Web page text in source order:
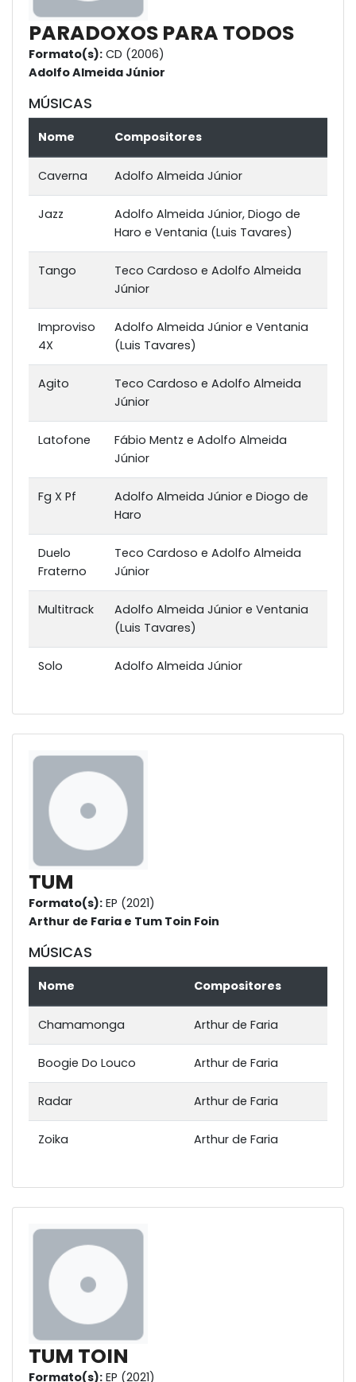
PARADOXOS PARA TODOS
Formato(s): CD (2006)
Adolfo Almeida Júnior
MÚSICAS
Nome Compositores
Caverna Adolfo Almeida Júnior
Jazz
Adolfo Almeida Júnior, Diogo de
Haro e Ventania (Luis Tavares)
Tango
Teco Cardoso e Adolfo Almeida
Júnior
Improviso
4X
Adolfo Almeida Júnior e Ventania
(Luis Tavares)
Agito
Teco Cardoso e Adolfo Almeida
Júnior
Latofone
Fábio Mentz e Adolfo Almeida
Júnior
Fg X Pf
Adolfo Almeida Júnior e Diogo de
Haro
Duelo
Fraterno
Teco Cardoso e Adolfo Almeida
Júnior
Multitrack
Adolfo Almeida Júnior e Ventania
(Luis Tavares)
Solo Adolfo Almeida Júnior
TUM
Formato(s): EP (2021)
Arthur de Faria e Tum Toin Foin
MÚSICAS
Nome Compositores
Chamamonga Arthur de Faria
Boogie Do Louco Arthur de Faria
Radar Arthur de Faria
Zoika Arthur de Faria
TUM TOIN
Formato(s): EP (2021)